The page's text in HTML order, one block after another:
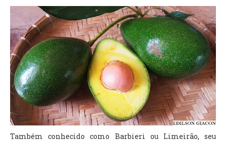
Também conhecido como Barbieri ou Limeirão, seu